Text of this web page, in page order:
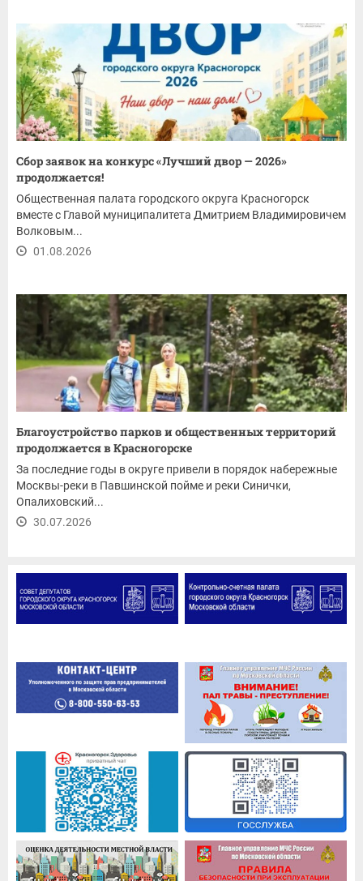
Сбор заявок на конкурс «Лучший двор — 2026»
продолжается!
Общественная палата городского округа Красногорск
вместе с Главой муниципалитета Дмитрием Владимировичем
Волковым...
01.08.2026
Благоустройство парков и общественных территорий
продолжается в Красногорске
За последние годы в округе привели в порядок набережные
Москвы-реки в Павшинской пойме и реки Синички,
Опалиховский...
30.07.2026